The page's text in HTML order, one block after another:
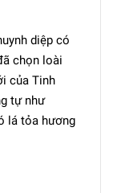
diệp có
chọn loài
của Tinh
tự như
lá tỏa hương